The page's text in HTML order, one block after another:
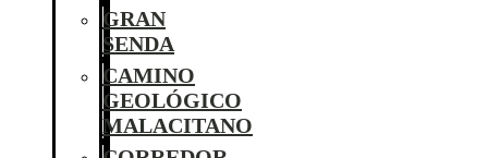
GRAN
SENDA
CAMINO
GEOLÓGICO
MALACITANO